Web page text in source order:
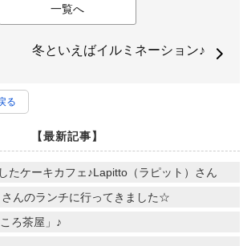
一覧へ
冬といえばイルミネーション♪
る
【最新記事】
たケーキカフェ♪Lapitto（ラピット）さん
んのランチに行ってきました☆
ろ茶屋」♪